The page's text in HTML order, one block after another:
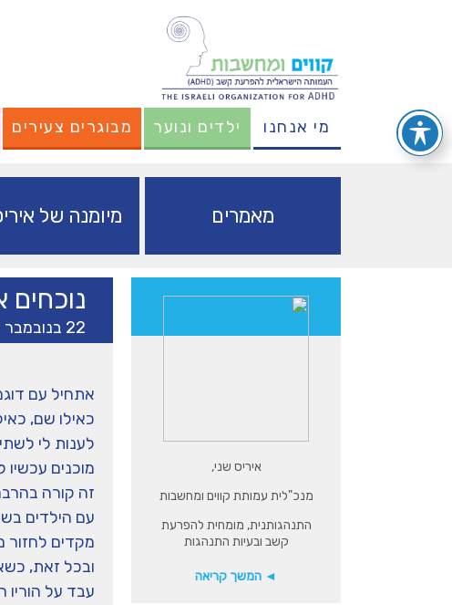
מי אנחנו ילדים ונוער מבוגרים צעירים
מאמרים מיומנה של
איריס שני,
מנכ"לית עמותת קווים ומחשבות
התנהגותנית, מומחית להפרעת
קשב ובעיות התנהגות
◄ המשך קריאה
22 בנובמבר 2019
אתחיל עם
כאילו שם,
לענות לי
מוכנים עכשיו
זה קורה
עם הילדים
מקדים לחזור
ובכל זאת,
עבד על הוריו